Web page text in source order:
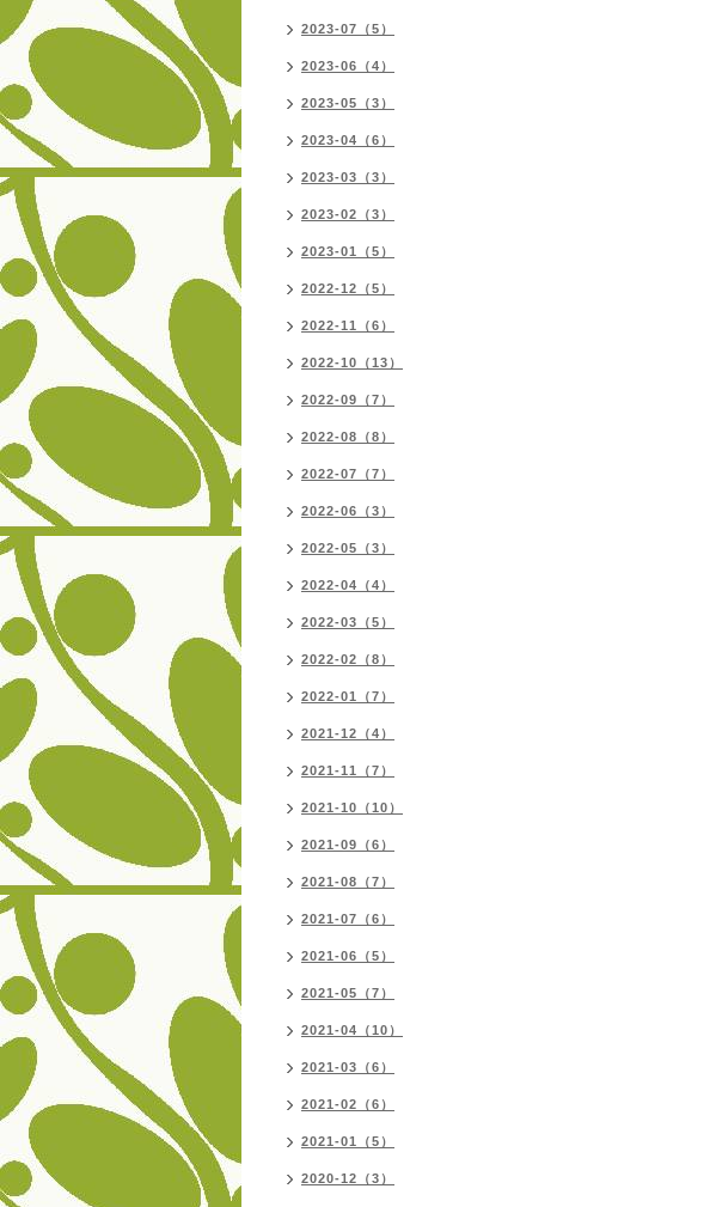
2023-07（5）
2023-06（4）
2023-05（3）
2023-04（6）
2023-03（3）
2023-02（3）
2023-01（5）
2022-12（5）
2022-11（6）
2022-10（13）
2022-09（7）
2022-08（8）
2022-07（7）
2022-06（3）
2022-05（3）
2022-04（4）
2022-03（5）
2022-02（8）
2022-01（7）
2021-12（4）
2021-11（7）
2021-10（10）
2021-09（6）
2021-08（7）
2021-07（6）
2021-06（5）
2021-05（7）
2021-04（10）
2021-03（6）
2021-02（6）
2021-01（5）
2020-12（3）